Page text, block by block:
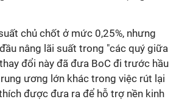
chủ chốt ở mức 0,25%, nhưng
nâng lãi suất trong "các quý giữa
đổi này đã đưa BoC đi trước hầu
ương lớn khác trong việc rút lại
được đưa ra để hỗ trợ nền kinh